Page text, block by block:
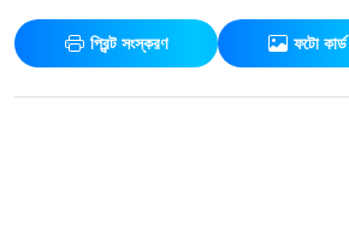
প্রিন্ট সংস্করণ ফটো কার্ড